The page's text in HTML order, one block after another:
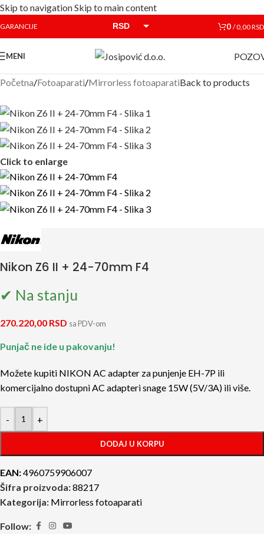
Skip to navigationSkip to main content
GARANCIJE RSD 0 /0,00RSD
MENI
Početna/Fotoaparati/Mirrorless fotoaparatiBack to products
Click to enlarge
Nikon Z6 II + 24-70mm F4
✔ Na stanju
270.220,00 RSD sa PDV-om
Punjač ne ide u pakovanju!
Možete kupiti NIKON AC adapter za punjenje EH-7P ili
komercijalno dostupni AC adapteri snage 15W (5V/3A) ili više.
- +
DODAJ U KORPU
EAN:4960759906007
Šifra proizvoda:88217
Kategorija: Mirrorless fotoaparati
Follow: